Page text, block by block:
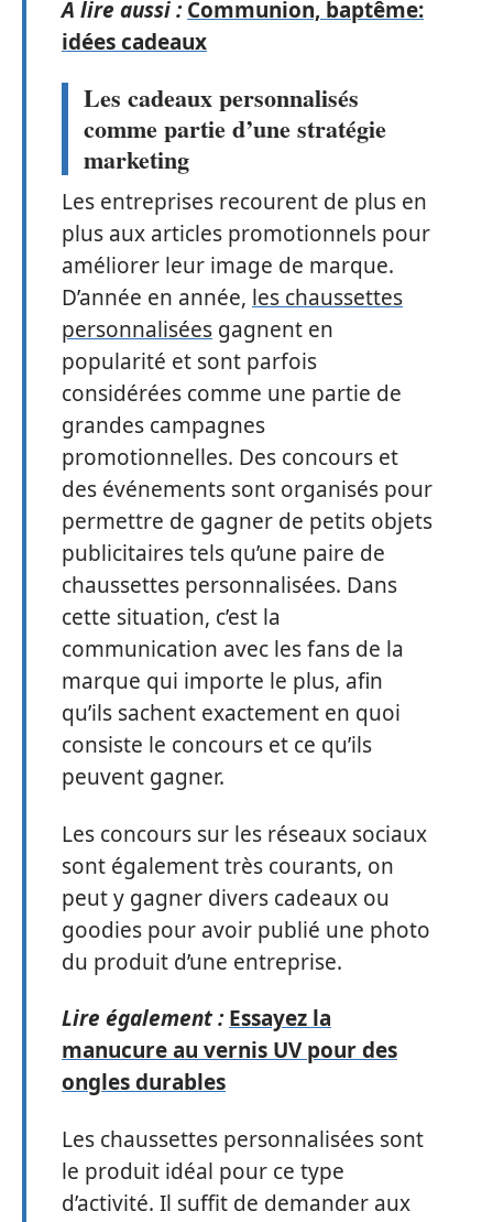
A lire aussi : Communion, baptême:
idées cadeaux
Les cadeaux personnalisés
comme partie d’une stratégie
marketing
Les entreprises recourent de plus en
plus aux articles promotionnels pour
améliorer leur image de marque.
D’année en année, les chaussettes
personnalisées gagnent en
popularité et sont parfois
considérées comme une partie de
grandes campagnes
promotionnelles. Des concours et
des événements sont organisés pour
permettre de gagner de petits objets
publicitaires tels qu’une paire de
chaussettes personnalisées. Dans
cette situation, c’est la
communication avec les fans de la
marque qui importe le plus, afin
qu’ils sachent exactement en quoi
consiste le concours et ce qu’ils
peuvent gagner.
Les concours sur les réseaux sociaux
sont également très courants, on
peut y gagner divers cadeaux ou
goodies pour avoir publié une photo
du produit d’une entreprise.
Lire également : Essayez la
manucure au vernis UV pour des
ongles durables
Les chaussettes personnalisées sont
le produit idéal pour ce type
d’activité. Il suffit de demander aux